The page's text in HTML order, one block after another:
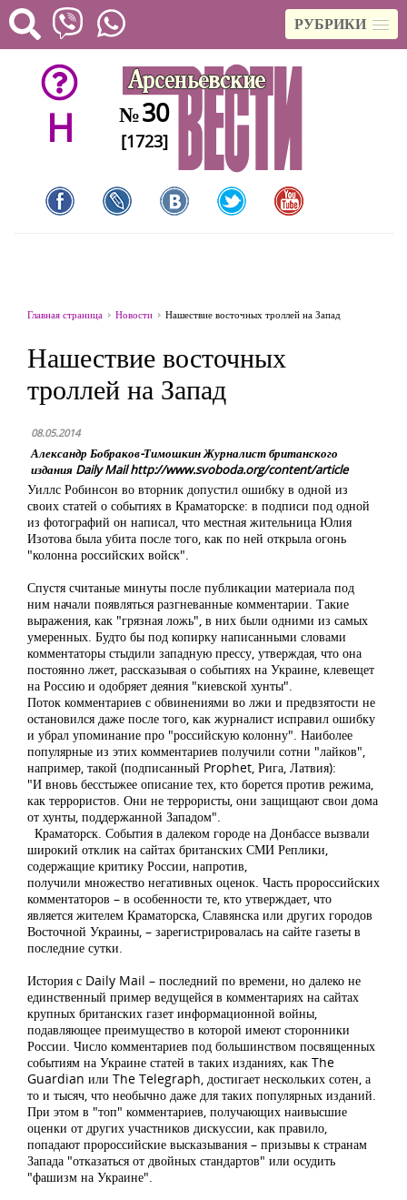
РУБРИКИ
H №30
[1723]
Главная страница Новости Нашествие восточных троллей на Запад
Нашествие восточных
троллей на Запад
08.05.2014
Александр Бобраков-Тимошкин Журналист британского
издания Daily Mail http://www.svoboda.org/content/article
Уиллс Робинсон во вторник допустил ошибку в одной из
своих статей о событиях в Краматорске: в подписи под одной
из фотографий он написал, что местная жительница Юлия
Изотова была убита после того, как по ней открыла огонь
"колонна российских войск".
Спустя считаные минуты после публикации материала под
ним начали появляться разгневанные комментарии. Такие
выражения, как "грязная ложь", в них были одними из самых
умеренных. Будто бы под копирку написанными словами
комментаторы стыдили западную прессу, утверждая, что она
постоянно лжет, рассказывая о событиях на Украине, клевещет
на Россию и одобряет деяния "киевской хунты".
Поток комментариев с обвинениями во лжи и предвзятости не
остановился даже после того, как журналист исправил ошибку
и убрал упоминание про "российскую колонну". Наиболее
популярные из этих комментариев получили сотни "лайков",
например, такой (подписанный Prophet, Рига, Латвия):
"И вновь бесстыжее описание тех, кто борется против режима,
как террористов. Они не террористы, они защищают свои дома
от хунты, поддержанной Западом".
Краматорск. События в далеком городе на Донбассе вызвали
широкий отклик на сайтах британских СМИ Реплики,
содержащие критику России, напротив,
получили множество негативных оценок. Часть пророссийских
комментаторов – в особенности те, кто утверждает, что
является жителем Краматорска, Славянска или других городов
Восточной Украины, – зарегистрировалась на сайте газеты в
последние сутки.
История с Daily Mail – последний по времени, но далеко не
единственный пример ведущейся в комментариях на сайтах
крупных британских газет информационной войны,
подавляющее преимущество в которой имеют сторонники
России. Число комментариев под большинством посвященных
событиям на Украине статей в таких изданиях, как The
Guardian или The Telegraph, достигает нескольких сотен, а
то и тысяч, что необычно даже для таких популярных изданий.
При этом в "топ" комментариев, получающих наивысшие
оценки от других участников дискуссии, как правило,
попадают пророссийские высказывания – призывы к странам
Запада "отказаться от двойных стандартов" или осудить
"фашизм на Украине".